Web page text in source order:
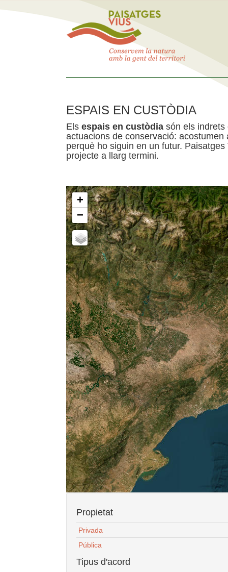
ESPAIS EN CUSTÒDIA
Els espais en custòdia són els indrets
actuacions de conservació:
perquè ho siguin en un futur.
projecte a llarg termini.
+
−
Propietat
Privada
Pública
Tipus d'acord